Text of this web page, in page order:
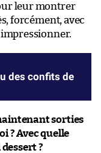
leur montrer
forcément, avec
des confits de
sorties
? Avec quelle
?